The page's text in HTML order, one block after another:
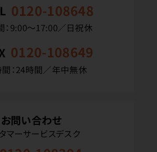
0120-108648
：9:00〜17:00／日祝休
0120-108649
：24時間／年中無休
お問い合わせ
マーサービスデスク